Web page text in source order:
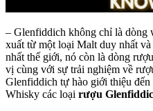
– Glenfiddich không chỉ là dòng
xuất từ một loại Malt duy nhất
nhất thế giới, nó còn là dòng
vị cùng với sự trải nghiệm về
Glenfiddich tự hào giới thiệu
Whisky các loại rượu